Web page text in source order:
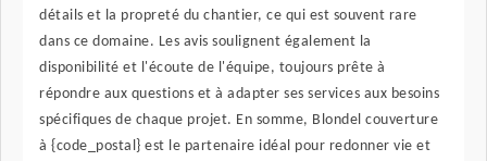
détails et la propreté du chantier, ce qui est souvent rare
dans ce domaine. Les avis soulignent également la
disponibilité et l'écoute de l'équipe, toujours prête à
répondre aux questions et à adapter ses services aux besoins
spécifiques de chaque projet. En somme, Blondel couverture
à {code_postal} est le partenaire idéal pour redonner vie et